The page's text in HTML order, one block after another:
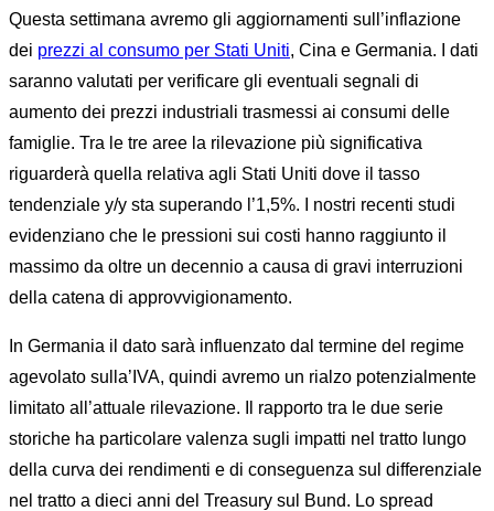
Questa settimana avremo gli aggiornamenti sull’inflazione
dei prezzi al consumo per Stati Uniti, Cina e Germania. I dati
saranno valutati per verificare gli eventuali segnali di
aumento dei prezzi industriali trasmessi ai consumi delle
famiglie. Tra le tre aree la rilevazione più significativa
riguarderà quella relativa agli Stati Uniti dove il tasso
tendenziale y/y sta superando l’1,5%. I nostri recenti studi
evidenziano che le pressioni sui costi hanno raggiunto il
massimo da oltre un decennio a causa di gravi interruzioni
della catena di approvvigionamento.
In Germania il dato sarà influenzato dal termine del regime
agevolato sulla’IVA, quindi avremo un rialzo potenzialmente
limitato all’attuale rilevazione. Il rapporto tra le due serie
storiche ha particolare valenza sugli impatti nel tratto lungo
della curva dei rendimenti e di conseguenza sul differenziale
nel tratto a dieci anni del Treasury sul Bund. Lo spread